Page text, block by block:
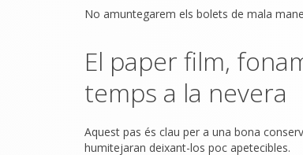
No amuntegarem els bolets de mala
El paper film,
temps a la nevera
Aquest pas és clau per a una bona
humitejaran deixant-los poc apetecibles.